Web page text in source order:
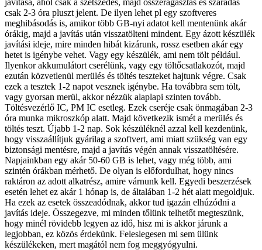
csak 2-3 óra pluszt jelent. De ilyen lehet pl egy szoftveres
meghibásodás is, amikor több GB-nyi adatot kell mentenünk akár
órákig, majd a javítás után visszatölteni mindent. Egy ázott készülék
javítási ideje, mire minden hibát kizárunk, rossz esetben akár egy
hetet is igénybe vehet. Vagy egy készülék, ami nem tölt például.
Ilyenkor akkumulátort cserélünk, vagy egy töltőcsatlakozót, majd
ezután közvetlenül merülés és töltés teszteket hajtunk végre. Csak
ezek a tesztek 1-2 napot vesznek igénybe. Ha továbbra sem tölt,
vagy gyorsan merül, akkor nézzük alaplapi szinten tovább.
Töltésvezérlő IC, PM IC esetleg. Ezek cseréje csak önmagában 2-3
óra munka mikroszkóp alatt. Majd következik ismét a merülés és
töltés teszt. Újabb 1-2 nap. Sok készüléknél azzal kell kezdenünk,
hogy visszaállítjuk gyárilag a szoftvert, ami miatt szükség van egy
biztonsági mentésre, majd a javítás végén annak visszatöltésére.
Napjainkban egy akár 50-60 GB is lehet, vagy még több, ami
szintén órákban mérhető. De olyan is előfordulhat, hogy nincs
raktáron az adott alkatrész, amire várnunk kell. Egyedi beszerzések
esetén lehet ez akár 1 hónap is, de általában 1-2 hét alatt megoldjuk.
Ha ezek az esetek összeadódnak, akkor tud igazán elhúzódni a
javítás ideje. Összegezve, mi minden tőlünk telhetőt megteszünk,
hogy minél rövidebb legyen az idő, hisz mi is akkor járunk a
legjobban, ez közös érdekünk. Feleslegesen mi sem ülünk
készülékeken, mert magától nem fog meggyógyulni.